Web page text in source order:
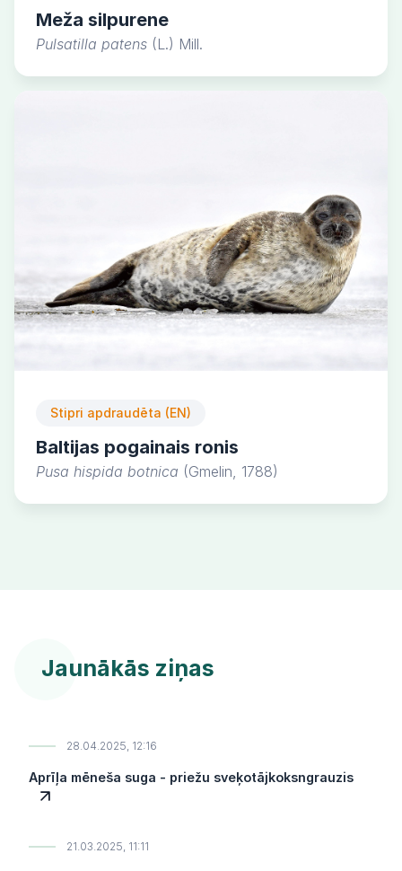
Meža silpurene
Pulsatilla patens (L.) Mill.
Stipri apdraudēta (EN)
Baltijas pogainais ronis
Pusa hispida botnica (Gmelin, 1788)
Jaunākās ziņas
28.04.2025, 12:16
Aprīļa mēneša suga - priežu sveķotājkoksngrauzis
21.03.2025, 11:11